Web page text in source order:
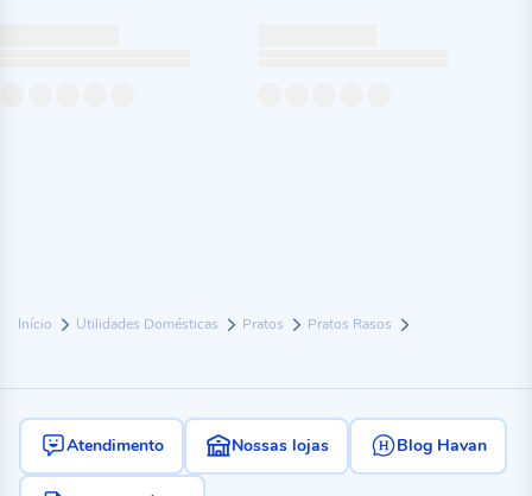
Início Utilidades Domésticas Pratos Pratos Rasos
Atendimento Nossas lojas Blog Havan